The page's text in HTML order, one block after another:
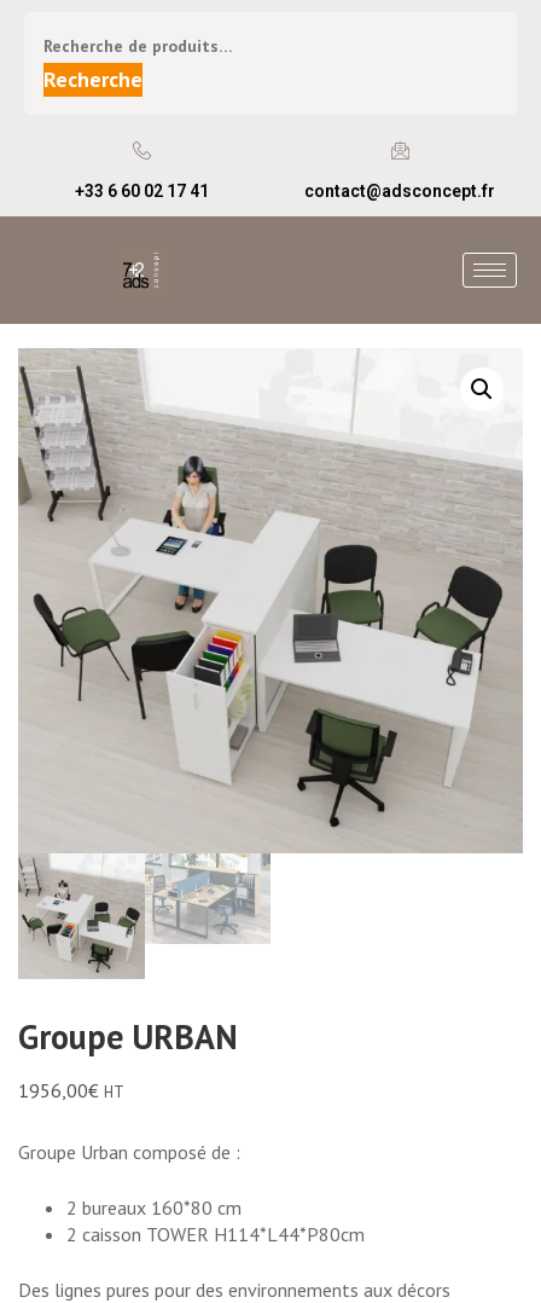
Recherche
+33 6 60 02 17 41 contact@adsconcept.fr
Groupe URBAN
1956,00€ HT
Groupe Urban composé de :
2 bureaux 160*80 cm
2 caisson TOWER H114*L44*P80cm
Des lignes pures pour des environnements aux décors